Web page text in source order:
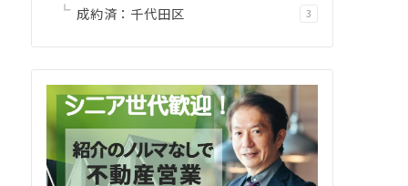
成約済：千代田区 3